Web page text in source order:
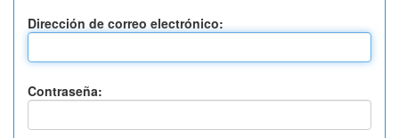
Dirección de correo electrónico:
Contraseña: